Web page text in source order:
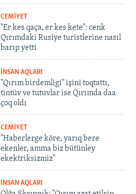
CEMİYET
"Er kes qaça, er kes kete": cenk
Qırımdaki Rusiye turistlerine nasıl
barıp yetti
İNSAN AQLARI
"Qırım birdemligi" işini toqtattı,
tintüv ve tutuvlar ise Qırımda daa
çoq oldı
CEMİYET
"Haberlerge köre, yarıq bere
ekenler, amma biz bütünley
ekektriksizmiz"
İNSAN AQLARI